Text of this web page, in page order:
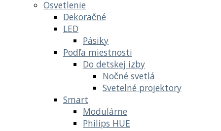
Osvetlenie
Dekoračné
LED
Pásiky
Podľa miestnosti
Do detskej izby
Nočné svetlá
Svetelné projektory
Smart
Modulárne
Philips HUE